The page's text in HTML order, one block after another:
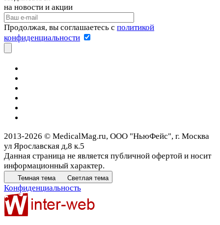
на новости и акции
Продолжая, вы соглашаетесь с политикой
конфиденциальности
2013-2026 © MedicalMag.ru, ООО "НьюФейс", г. Москва
ул Ярославская д,8 к.5
Данная страница не является публичной офертой и носит
информационный характер.
Темная тема Светлая тема
Конфиденциальность